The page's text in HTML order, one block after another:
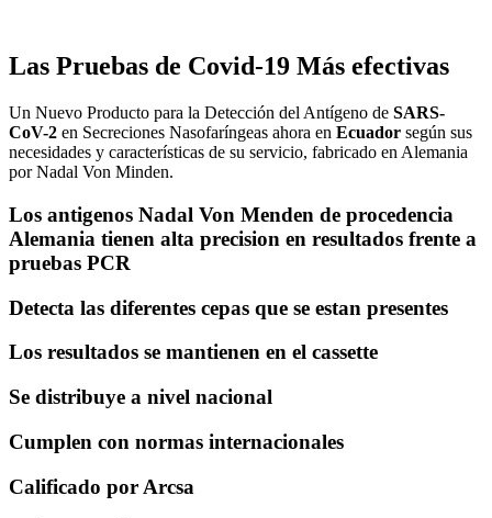
Las Pruebas de Covid-19 Más efectivas
Un Nuevo Producto para la Detección del Antígeno de SARS-
CoV-2 en Secreciones Nasofaríngeas ahora en Ecuador según sus
necesidades y características de su servicio, fabricado en Alemania
por Nadal Von Minden.
Los antigenos Nadal Von Menden de procedencia
Alemania tienen alta precision en resultados frente a
pruebas PCR
Detecta las diferentes cepas que se estan presentes
Los resultados se mantienen en el cassette
Se distribuye a nivel nacional
Cumplen con normas internacionales
Calificado por Arcsa